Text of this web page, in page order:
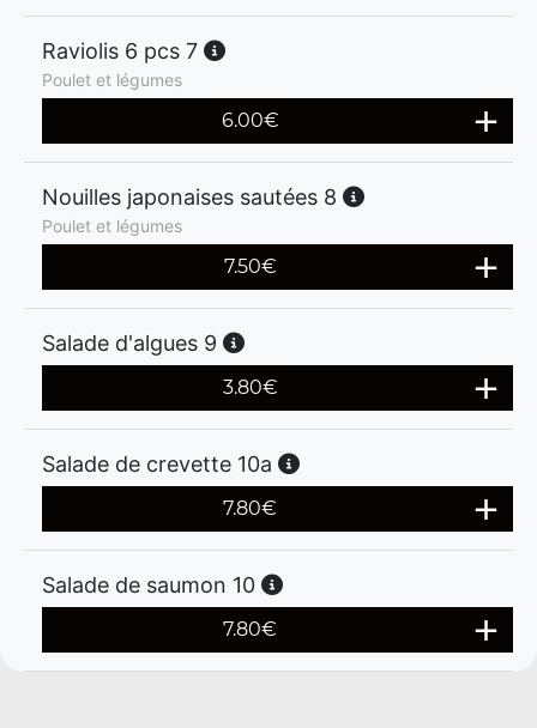
Raviolis 6 pcs 7
Poulet et légumes
6.00€
Nouilles japonaises sautées 8
Poulet et légumes
7.50€
Salade d'algues 9
3.80€
Salade de crevette 10a
7.80€
Salade de saumon 10
7.80€